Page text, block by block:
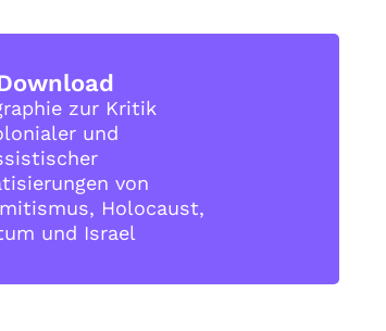
zur Kritik
und
von
Holocaust,
und Israel